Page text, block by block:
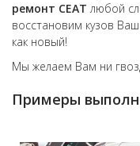
ремонт СЕАТ любой
восстановим кузов
как новый!
Мы желаем Вам ни
Примеры